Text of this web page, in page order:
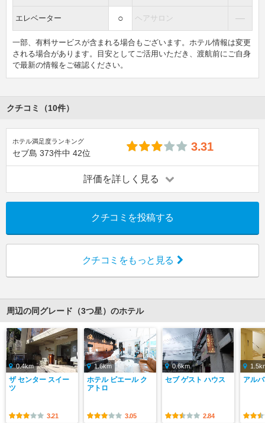
エレベーター ○ ヘアサロン ―
一部、有料サービスが含まれる場合もございます。ホテル情報は変更
される場合があります。目安としてご活用いただき、渡航前にご自身
で最新の情報をご確認ください。
クチコミ（10件）
ホテル満足度ランキング
セブ島 373件中 42位 3.31
評価を詳しく見る
クチコミを投稿する
クチコミをもっと見る
周辺の同グレード（3つ星）のホテル
0.4km
ザ センター スイー
ツ
3.21
1.6km
ホテル ピエール ク
アトロ
3.05
0.6km
セブ ゲスト ハウス
2.84
アル